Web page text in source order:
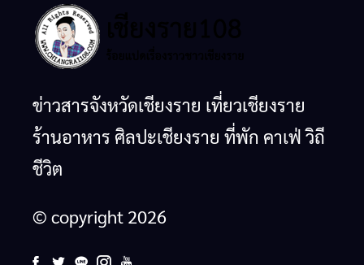
ข่าวสารจังหวัดเชียงราย เที่ยวเชียงราย
ร้านอาหาร ศิลปะเชียงราย ที่พัก คาเฟ่ วิถี
ชีวิต
© copyright 2026